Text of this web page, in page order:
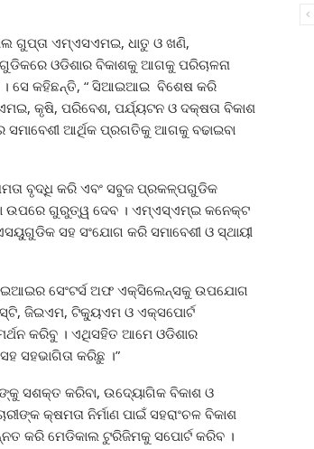
ଗୁପ୍ତା ଏମ୍‌ଏସଏମଇ, ଧାତୁ ଓ ଖଣି,
ଓଡିଶାର ବିକାଶକୁ ଆଗକୁ ପରିଚାଳନା
ସେ କହିଛନ୍ତି, “ ସିଆଇଆଇ ବିଶେଷ କରି
କୃଷି, ପରିବେଶ, ପର୍ଯ୍ୟଟନ ଓ ଦକ୍ଷତା ବିକାଶ
ସମାବେଶୀ ଆର୍ଥିକ ପ୍ରଗତିକୁ ଆଗକୁ ବଢାଇବା
ବୃଦ୍ଧି କରି ଏବଂ ସବୁଜ ପ୍ରକଳ୍ପଗୁଡିକ
ଉପରେ ଗୁରୁତ୍ୱ ଦେବ । ଏମ୍‌ଏସ୍‌ଏମ୍‌ଇ କନେକ୍ଟ
ସହ ସଂଯୋଗ କରି ସମାବେଶୀ ଓ ସ୍ଥାୟୀ
ସେଂଟର୍ସ ଅଫ ଏକ୍ସିଲେନ୍ସକୁ ଉପଯୋଗ
ଜିଇଏମ, ଟିକ୍ୟୁଏମ ଓ ଏକ୍ସପୋର୍ଟ
କରିବୁ । ଏଥିସହିତ ଆମେ ଓଡିଶାର
ସହଭାଗିତା କରିଛୁ ।”
ସଶକ୍ତ କରିବା, ଉଦ୍ୟୋଗିକ ବିକାଶ ଓ
କ୍ଷମତା ନିର୍ମାଣ ପାଇଁ ସହରାଂଚଳ ବିକାଶ
କରି ମେଡିକାଲ ଟୁରିଜିମକୁ ସପୋର୍ଟ କରିବ ।